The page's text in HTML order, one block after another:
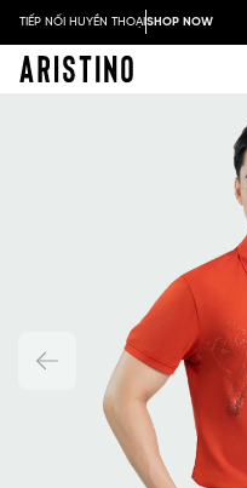
TIẾP NỐI HUYỀN THOẠISHOP NOW